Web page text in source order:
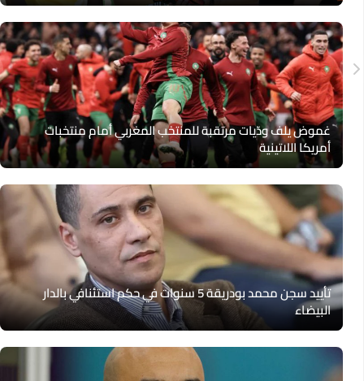
غموض يلف ودّيات مرتقبة للمنتخب المغربي أمام منتخبات
أمريكا اللاتينية
تأييد سجن محمد بودريقة 5 سنوات في حكم استئنافي بالدار
البيضاء